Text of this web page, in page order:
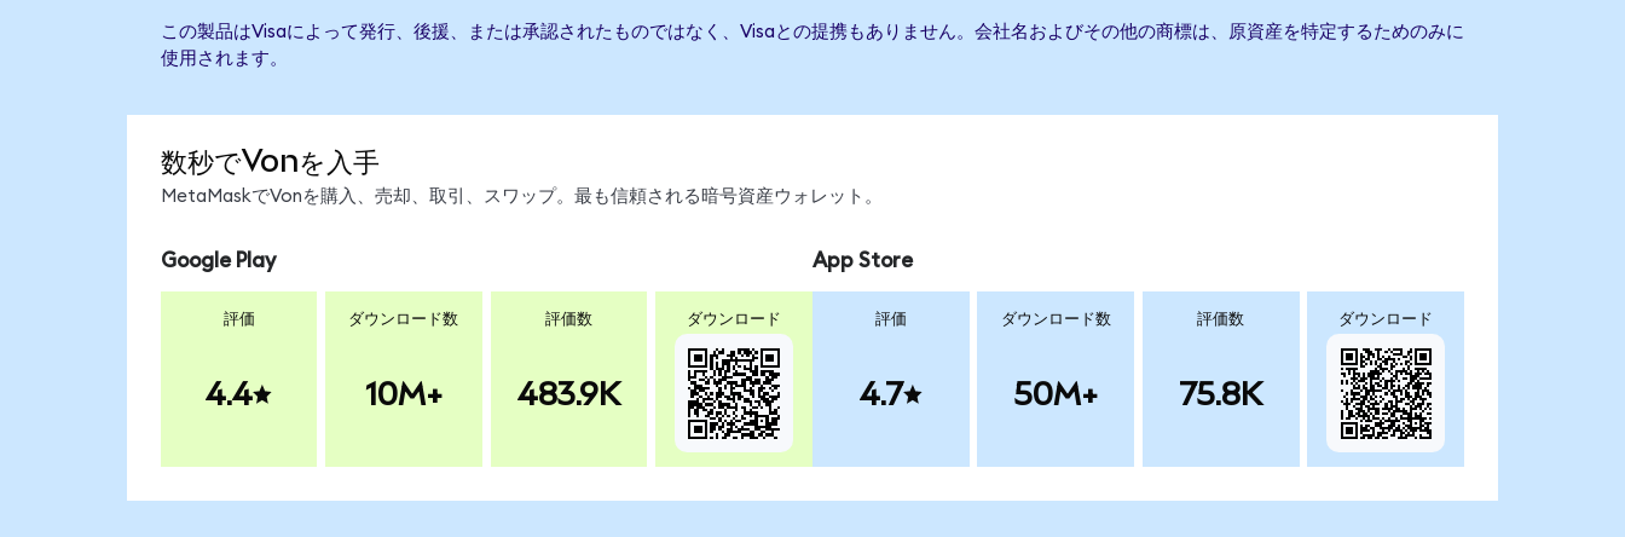
この製品はVisaによって発行、後援、または承認されたものではなく、Visaとの提携もありません。会社名およびその他の商標は、原資産を特定するためのみに
使用されます。
数秒でVonを入手
MetaMaskでVonを購入、売却、取引、スワップ。最も信頼される暗号資産ウォレット。
Google Play
評価
4.4
ダウンロード数
10M+
評価数
483.9K
ダウンロード
App Store
評価
4.7
ダウンロード数
50M+
評価数
75.8K
ダウンロード